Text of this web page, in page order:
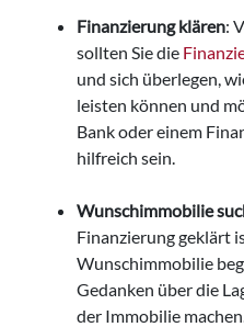
Finanzierung klären:
sollten Sie die
und sich überlegen,
leisten können und
Bank oder einem
hilfreich sein.
Wunschimmobilie
Finanzierung geklärt
Wunschimmobilie
Gedanken über die
der Immobilie